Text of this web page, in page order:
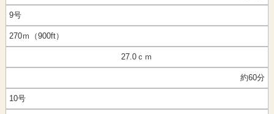
9号
270ｍ（900ft）
27.0ｃｍ
約60分
10号